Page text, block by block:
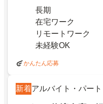
長期
在宅ワーク
リモートワーク
未経験OK
かんたん応募
新着アルバイト・パート